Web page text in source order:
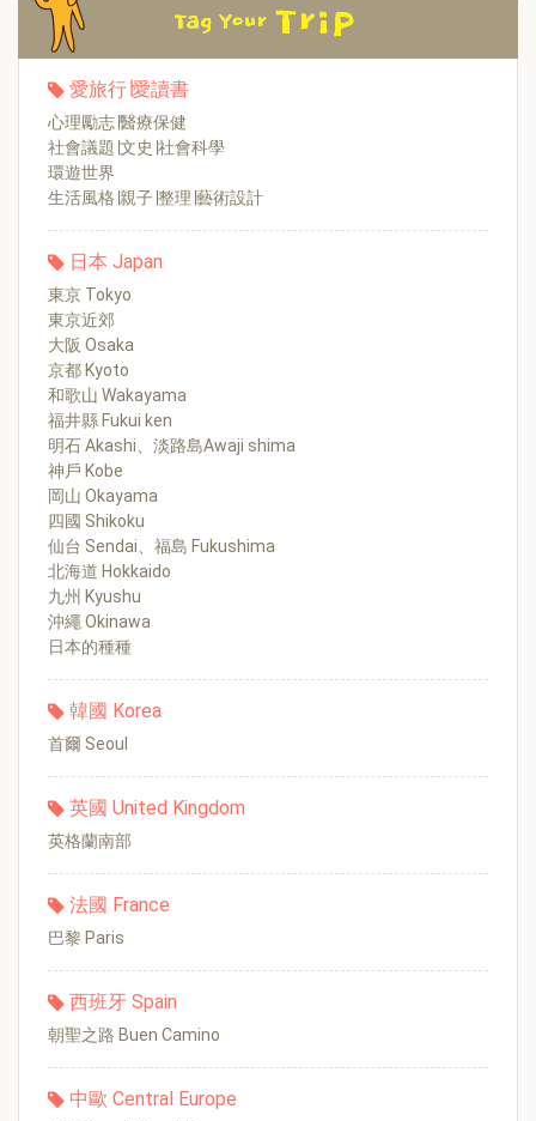
愛旅行∣愛讀書
心理勵志∣醫療保健
社會議題∣文史∣社會科學
環遊世界
生活風格∣親子∣整理∣藝術設計
日本 Japan
東京 Tokyo
東京近郊
大阪 Osaka
京都 Kyoto
和歌山 Wakayama
福井縣 Fukui ken
明石 Akashi、淡路島Awaji shima
神戶 Kobe
岡山 Okayama
四國 Shikoku
仙台 Sendai、福島 Fukushima
北海道 Hokkaido
九州 Kyushu
沖繩 Okinawa
日本的種種
韓國 Korea
首爾 Seoul
英國 United Kingdom
英格蘭南部
法國 France
巴黎 Paris
西班牙 Spain
朝聖之路 Buen Camino
中歐 Central Europe